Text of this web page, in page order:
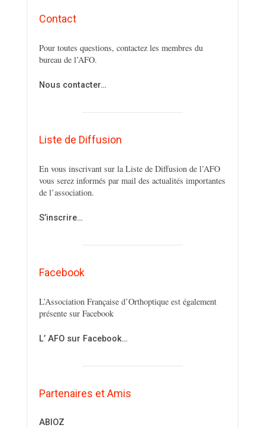
Contact
Pour toutes questions, contactez les membres du
bureau de l’AFO.
Nous contacter…
Liste de Diffusion
En vous inscrivant sur la Liste de Diffusion de l’AFO
vous serez informés par mail des actualités importantes
de l’association.
S’inscrire…
Facebook
L’Association Française d’Orthoptique est également
présente sur Facebook
L’ AFO sur Facebook…
Partenaires et Amis
ABIOZ